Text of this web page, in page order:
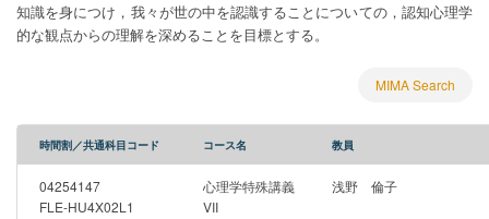
知識を身につけ，我々が世の中を認識することについての，認知心理学
的な観点からの理解を深めることを目標とする。
MIMA Search
時間割／共通科目コード コース名 教員
04254147
FLE-HU4X02L1
心理学特殊講義
VII
浅野 倫子